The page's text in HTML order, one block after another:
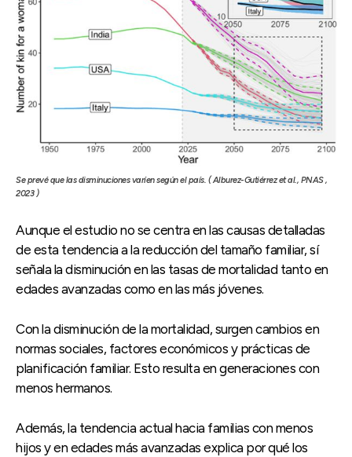
Se prevé que las disminuciones varíen según el país. ( Alburez-Gutiérrez et al., PNAS ,
2023 )
Aunque el estudio no se centra en las causas detalladas
de esta tendencia a la reducción del tamaño familiar, sí
señala la disminución en las tasas de mortalidad tanto en
edades avanzadas como en las más jóvenes.
Con la disminución de la mortalidad, surgen cambios en
normas sociales, factores económicos y prácticas de
planificación familiar. Esto resulta en generaciones con
menos hermanos.
Además, la tendencia actual hacia familias con menos
hijos y en edades más avanzadas explica por qué los